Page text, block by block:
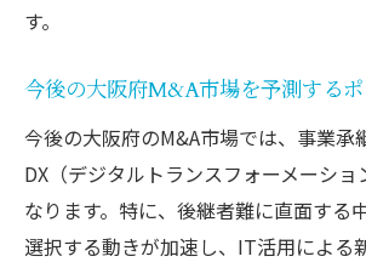
す。
今後の大阪府M&A市場を予測するポ
今後の大阪府のM&A市場では、事業承
DX（デジタルトランスフォーメーショ
なります。特に、後継者難に直面する
選択する動きが加速し、IT活用による